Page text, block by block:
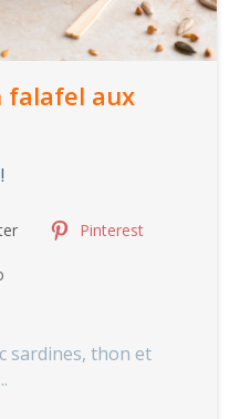
falafel aux
Pinterest
sardines, thon et